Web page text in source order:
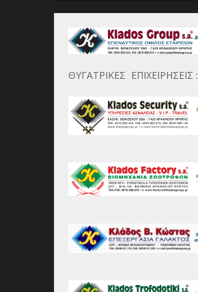
ΘΥΓΑΤΡΙΚΕΣ ΕΠΙΧΕΙΡΗΣΕΙΣ :